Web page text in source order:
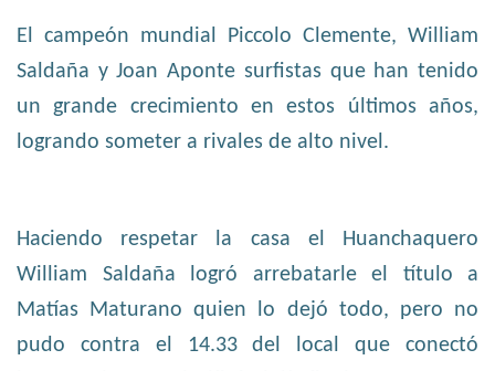
El campeón mundial Piccolo Clemente, William
Saldaña y Joan Aponte surfistas que han tenido
un grande crecimiento en estos últimos años,
logrando someter a rivales de alto nivel.
Haciendo respetar la casa el Huanchaquero
William Saldaña logró arrebatarle el título a
Matías Maturano quien lo dejó todo, pero no
pudo contra el 14.33 del local que conectó